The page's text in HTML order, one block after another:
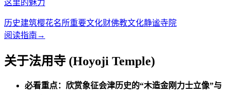
这里的魅力
历史建筑樱花名所重要文化财佛教文化静谧寺院
阅读指南 →
关于法用寺 (Hoyoji Temple)
必看重点：欣赏象征会津历史的“木造金刚力士立像”与